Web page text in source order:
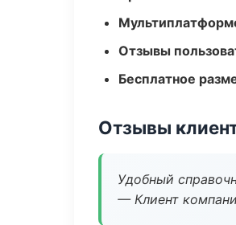
Отзывы
Бесплатное
Отзывы
Удобный
— Клиент